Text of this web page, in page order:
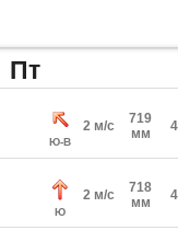
Пт
Ю-В
2 м/с
719
мм
Ю
2 м/с
718
мм